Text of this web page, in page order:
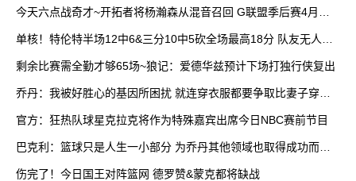
今天六点战奇才~开拓者将杨瀚森从混音召回 G联盟季后赛4月开
单核！特伦特半场12中6&三分10中5砍全场最高18分 队友无人上
剩余比赛需全勤才够65场~狼记：爱德华兹预计下场打独行侠复出
乔丹：我被好胜心的基因所困扰 就连穿衣服都要争取比妻子穿得
官方：狂热队球星克拉克将作为特殊嘉宾出席今日NBC赛前节目
巴克利：篮球只是人生一小部分 为乔丹其他领域也取得成功而自
伤完了！今日国王对阵篮网 德罗赞&蒙克都将缺战